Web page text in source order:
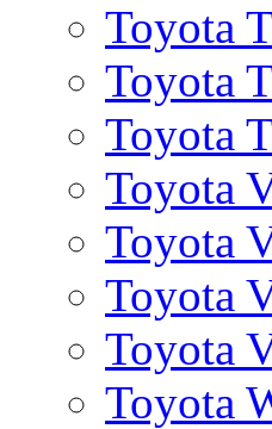
Toyota
Toyota
Toyota
Toyota
Toyota
Toyota
Toyota
Toyota